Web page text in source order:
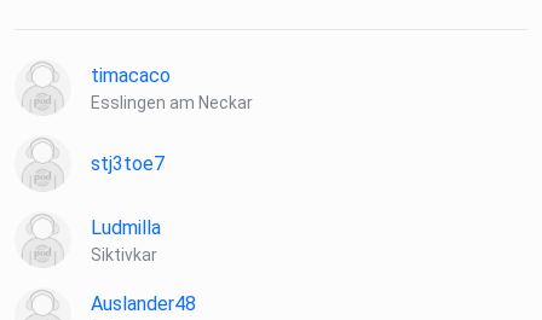
timacaco
Esslingen am Neckar
stj3toe7
Ludmilla
Siktivkar
Auslander48